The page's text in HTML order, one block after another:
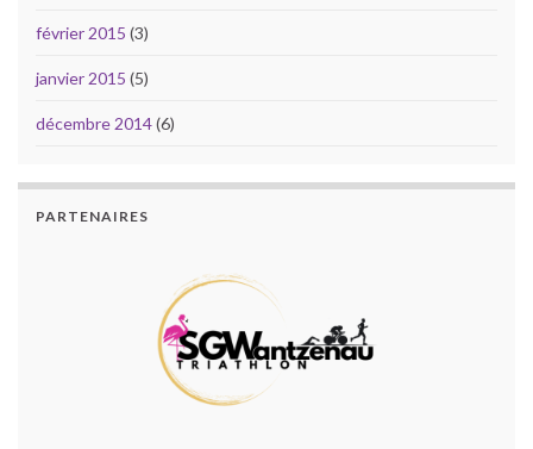
février 2015 (3)
janvier 2015 (5)
décembre 2014(6)
PARTENAIRES